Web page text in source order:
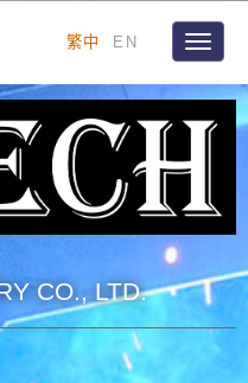
繁中 EN
Toggle
CO., LTD.